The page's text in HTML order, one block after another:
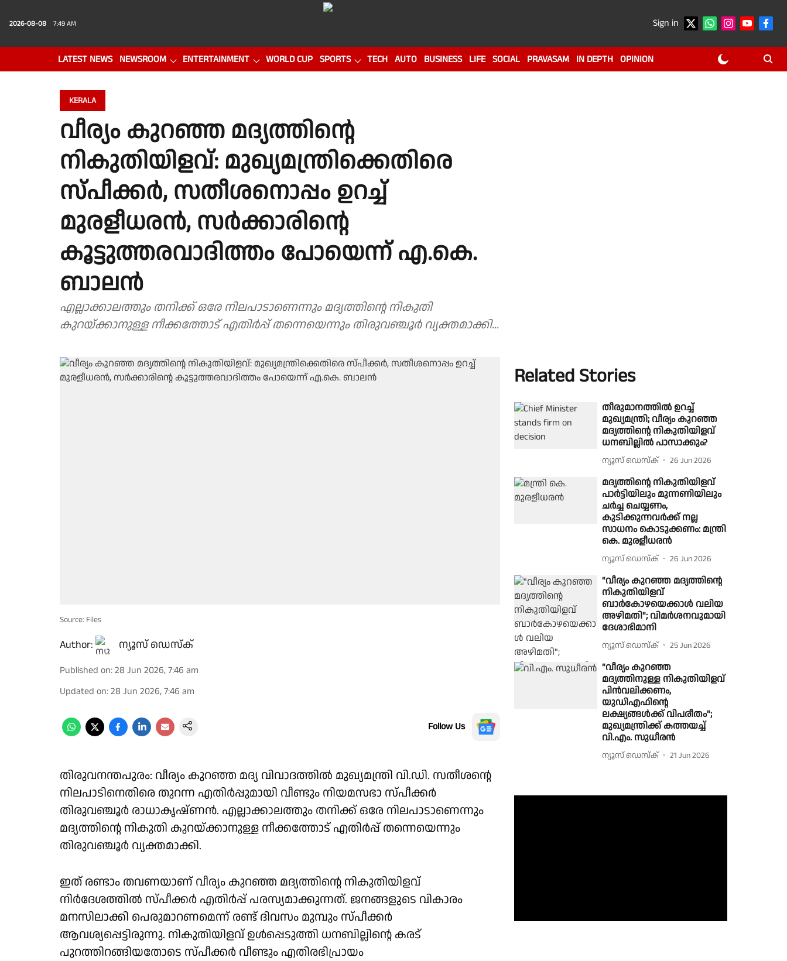
2026-08-08 7:49 AM Sign in
LATEST NEWS NEWSROOM ENTERTAINMENT WORLD CUP SPORTS TECH AUTO BUSINESS LIFE SOCIAL PRAVASAM IN DEPTH OPINION
KERALA
വീര്യം കുറഞ്ഞ മദ്യത്തിൻ്റെ
നികുതിയിളവ്: മുഖ്യമന്ത്രിക്കെതിരെ
സ്പീക്കർ, സതീശനൊപ്പം ഉറച്ച്
മുരളീധരൻ, സർക്കാരിൻ്റെ
കൂട്ടുത്തരവാദിത്തം പോയെന്ന് എ.കെ.
ബാലൻ
എല്ലാക്കാലത്തും തനിക്ക് ഒരേ നിലപാടാണെന്നും മദ്യത്തിൻ്റെ നികുതി
കുറയ്ക്കാനുള്ള നീക്കത്തോട് എതിർപ്പ് തന്നെയെന്നും തിരുവഞ്ചൂർ വ്യക്തമാക്കി...
Source: Files
Author: ന്യൂസ് ഡെസ്ക്
Published on:28 Jun 2026, 7:46 am
Updated on:28 Jun 2026, 7:46 am
Follow Us
തിരുവനന്തപുരം: വീര്യം കുറഞ്ഞ മദ്യ വിവാദത്തിൽ മുഖ്യമന്ത്രി വി.ഡി. സതീശൻ്റെ
നിലപാടിനെതിരെ തുറന്ന എതിർപ്പുമായി വീണ്ടും നിയമസഭാ സ്പീക്കർ
തിരുവഞ്ചൂർ രാധാകൃഷ്ണൻ. എല്ലാക്കാലത്തും തനിക്ക് ഒരേ നിലപാടാണെന്നും
മദ്യത്തിൻ്റെ നികുതി കുറയ്ക്കാനുള്ള നീക്കത്തോട് എതിർപ്പ് തന്നെയെന്നും
തിരുവഞ്ചൂർ വ്യക്തമാക്കി.
ഇത് രണ്ടാം തവണയാണ് വീര്യം കുറഞ്ഞ മദ്യത്തിൻ്റെ നികുതിയിളവ്
നിർദേശത്തിൽ സ്പീക്കർ എതിർപ്പ് പരസ്യമാക്കുന്നത്. ജനങ്ങളുടെ വികാരം
മനസിലാക്കി പെരുമാറണമെന്ന് രണ്ട് ദിവസം മുമ്പും സ്പീക്കർ
ആവശ്യപ്പെട്ടിരുന്നു. നികുതിയിളവ് ഉൾപ്പെടുത്തി ധനബില്ലിൻ്റെ കരട്
പുറത്തിറങ്ങിയതോടെ സ്പീക്കർ വീണ്ടും എതിരഭിപ്രായം
Related Stories
തീരുമാനത്തിൽ ഉറച്ച്
മുഖ്യമന്ത്രി; വീര്യം കുറഞ്ഞ
മദ്യത്തിൻ്റെ നികുതിയിളവ്
ധനബില്ലിൽ പാസാക്കും?
ന്യൂസ് ഡെസ്ക് 26 Jun 2026
മദ്യത്തിൻ്റെ നികുതിയിളവ്
പാർട്ടിയിലും മുന്നണിയിലും
ചർച്ച ചെയ്യണം,
കുടിക്കുന്നവർക്ക് നല്ല
സാധനം കൊടുക്കണം: മന്ത്രി
കെ. മുരളീധരൻ
ന്യൂസ് ഡെസ്ക് 26 Jun 2026
"വീര്യം കുറഞ്ഞ മദ്യത്തിന്റെ
നികുതിയിളവ്
ബാർകോഴയെക്കാൾ വലിയ
അഴിമതി"; വിമർശനവുമായി
ദേശാഭിമാനി
ന്യൂസ് ഡെസ്ക് 25 Jun 2026
"വീര്യം കുറഞ്ഞ
മദ്യത്തിനുള്ള നികുതിയിളവ്
പിൻവലിക്കണം,
യുഡിഎഫിൻ്റെ
ലക്ഷ്യങ്ങൾക്ക് വിപരീതം";
മുഖ്യമന്ത്രിക്ക് കത്തയച്ച്
വി.എം. സുധീരൻ
ന്യൂസ് ഡെസ്ക് 21 Jun 2026